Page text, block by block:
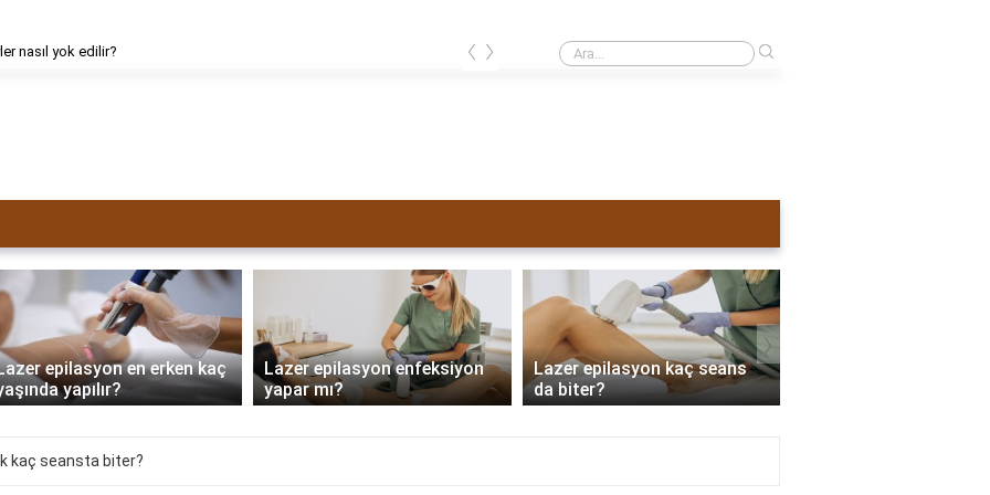
nasıl yok edilir? Nd Yag lazer ne zaman dökülür?
‹ ›
epilasyon en erken kaç
yapılır?
Lazer epilasyon enfeksiyon
yapar mı?
Lazer epilasyon kaç seans
da biter?
›
kaç seansta biter?